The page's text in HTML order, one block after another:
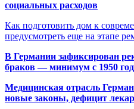
социальных расходов
Как подготовить дом к
предусмотреть еще на этапе
В Германии зафиксирован
браков — минимум с 1950
Медицинская отрасль
новые законы, дефицит